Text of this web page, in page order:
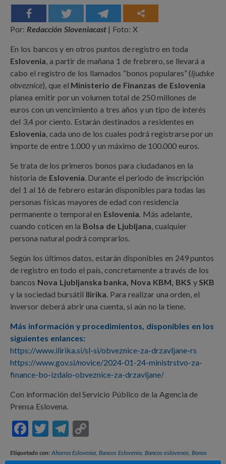
Por: Redacción Sloveniacast| Foto: X
En los bancos y en otros puntos de registro en toda
Eslovenia, a partir de mañana 1 de frebrero, se llevará a
cabo el registro de los llamados “bonos populares” (ljudske
obveznice), que el Ministerio de Finanzas de Eslovenia
planea emitir por un volumen total de 250 millones de
euros con un vencimiento a tres años y un tipo de interés
del 3,4 por ciento. Estarán destinados a residentes en
Eslovenia, cada uno de los cuales podrá registrarse por un
importe de entre 1.000 y un máximo de 100.000 euros.
Se trata de los primeros bonos para ciudadanos en la
historia de Eslovenia. Durante el periodo de inscripción
del 1 al 16 de febrero estarán disponibles para todas las
personas físicas mayores de edad con residencia
permanente o temporal en Eslovenia. Más adelante,
cuando coticen en la Bolsa de Ljubljana, cualquier
persona natural podrá comprarlos.
Según los últimos datos, estarán disponibles en 249 puntos
de registro en todo el país, concretamente a través de los
bancos Nova Ljubljanska banka, Nova KBM, BKS ySKB
y la sociedad bursátil Ilirika. Para realizar una orden, el
inversor deberá abrir una cuenta, si aún no la tiene.
Más información y procedimientos, disponibles en los
siguientes enlances:
https://www.ilirika.si/sl-si/obveznice-za-drzavljane-rs
https://www.gov.si/novice/2024-01-24-ministrstvo-za-
finance-bo-izdalo-obveznice-za-drzavljane/
Con información del Servicio Público de la Agencia de
Prensa Eslovena.
F
T
T
Etiquetado con: Ahorros Eslovenia ,Bancos Eslovenia Bancos eslovenos, Bonos